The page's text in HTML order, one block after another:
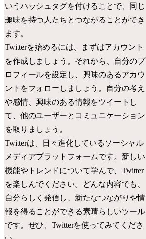
いうハッシュタグを付けることで、同じ
趣味を持つ人たちとつながることができ
ます。
Twitterを始めるには、まずはアカウント
を作成しましょう。それから、自分のプ
ロフィールを設定し、興味のあるアカウ
ントをフォローしましょう。自分の考え
や感情、興味のある情報をツイートし
て、他のユーザーとコミュニケーション
を取りましょう。
Twitterは、日々進化しているソーシャル
メディアプラットフォームです。新しい
機能やトレンドについて学んで、Twitter
を楽しんでください。どんな内容でも、
自分らしく発信し、新たなつながりや情
報を得ることができる素晴らしいツール
です。ぜひ、Twitterを使ってみてくださ